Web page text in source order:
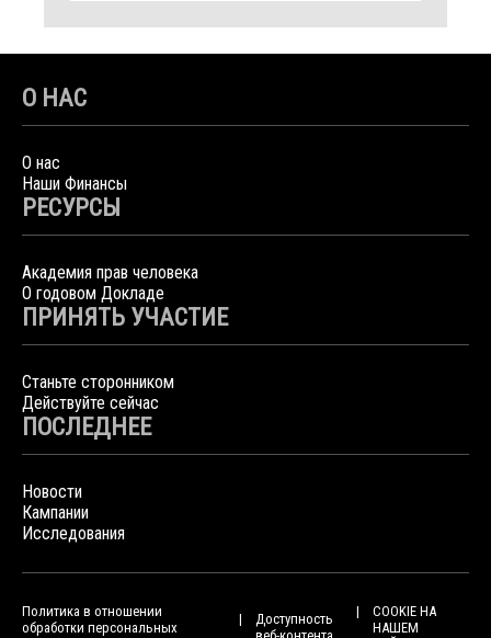
О НАС
О нас
Наши Финансы
РЕСУРСЫ
Академия прав человека
О годовом Докладе
ПРИНЯТЬ УЧАСТИЕ
Станьте сторонником
Действуйте сейчас
ПОСЛЕДНЕЕ
Новости
Кампании
Исследования
Политика в отношении
обработки персональных
Доступность
COOKIE НА
НАШЕМ